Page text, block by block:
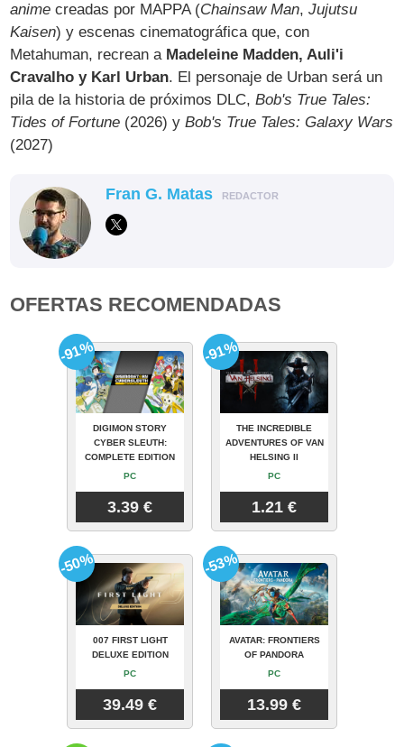
anime creadas por MAPPA (Chainsaw Man,Jujutsu
Kaisen) y escenas cinematográfica que, con
Metahuman, recrean a Madeleine Madden, Auli'i
Cravalho y Karl Urban. El personaje de Urban será un
pila de la historia de próximos DLC,Bob's True Tales:
Tides of Fortune (2026) yBob's True Tales: Galaxy Wars
(2027)
Fran G. Matas REDACTOR
OFERTAS RECOMENDADAS
DIGIMON STORY
CYBER SLEUTH:
COMPLETE EDITION
PC
3.39 €
-91%
THE INCREDIBLE
ADVENTURES OF VAN
HELSING II
PC
1.21 €
-91%
007 FIRST LIGHT
DELUXE EDITION
PC
39.49 €
-50%
AVATAR: FRONTIERS
OF PANDORA
PC
13.99 €
-53%